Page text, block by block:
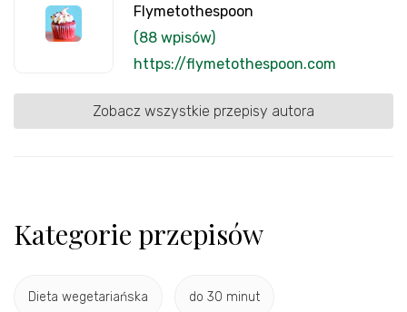
Flymetothespoon
(88 wpisów)
https://flymetothespoon.com
Zobacz wszystkie przepisy autora
Kategorie przepisów
Dieta wegetariańska do 30 minut